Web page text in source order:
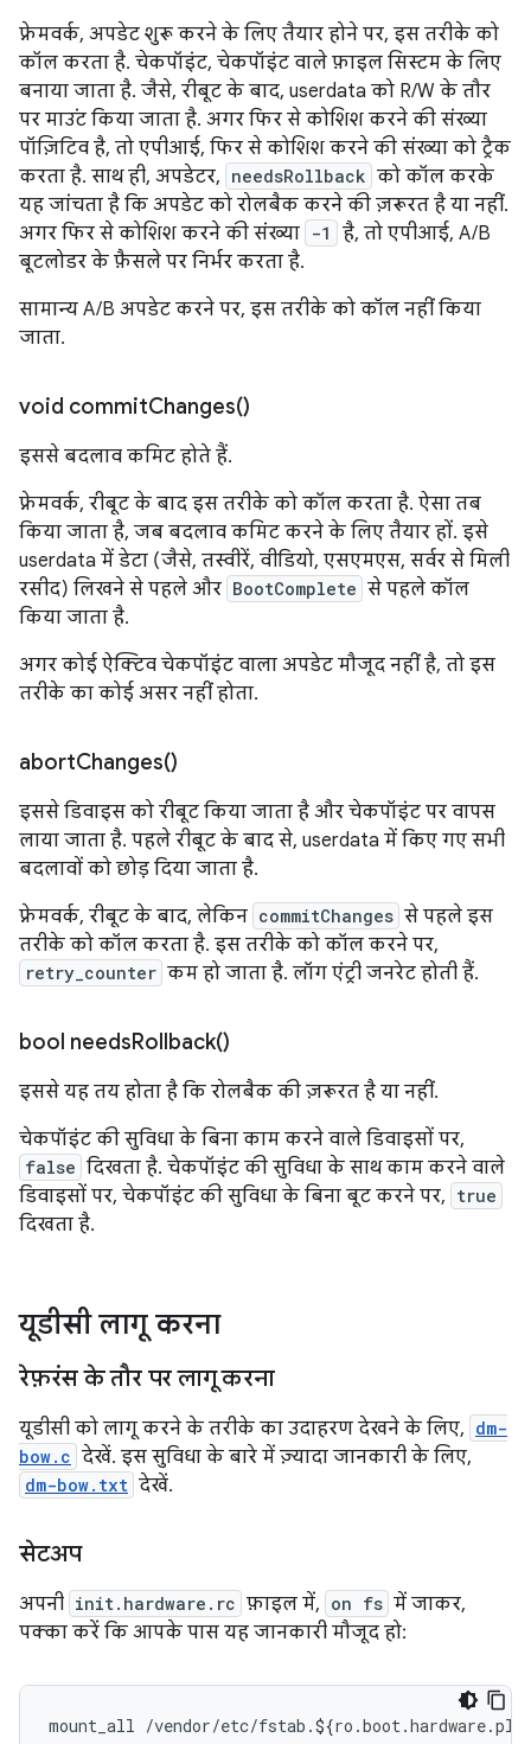
फ़्रेमवर्क, अपडेट शुरू करने के लिए तैयार होने पर, इस तरीके को
कॉल करता है. चेकपॉइंट, चेकपॉइंट वाले फ़ाइल सिस्टम के लिए
बनाया जाता है. जैसे, रीबूट के बाद, userdata को R/W के तौर
पर माउंट किया जाता है. अगर फिर से कोशिश करने की संख्या
पॉज़िटिव है, तो एपीआई, फिर से कोशिश करने की संख्या को ट्रैक
करता है. साथ ही, अपडेटर, needsRollback को कॉल करके
यह जांचता है कि अपडेट को रोलबैक करने की ज़रूरत है या नहीं.
अगर फिर से कोशिश करने की संख्या -1
है, तो एपीआई, A/B
बूटलोडर के फ़ैसले पर निर्भर करता है.
सामान्य A/B अपडेट करने पर, इस तरीके को कॉल नहीं किया
जाता.
void commitChanges()
इससे बदलाव कमिट होते हैं.
फ़्रेमवर्क, रीबूट के बाद इस तरीके को कॉल करता है. ऐसा तब
किया जाता है, जब बदलाव कमिट करने के लिए तैयार हों. इसे
userdata में डेटा (जैसे, तस्वीरें, वीडियो, एसएमएस, सर्वर से मिली
रसीद) लिखने से पहले और BootComplete से पहले कॉल
किया जाता है.
अगर कोई ऐक्टिव चेकपॉइंट वाला अपडेट मौजूद नहीं है, तो इस
तरीके का कोई असर नहीं होता.
abortChanges()
इससे डिवाइस को रीबूट किया जाता है और चेकपॉइंट पर वापस
लाया जाता है. पहले रीबूट के बाद से, userdata में किए गए सभी
बदलावों को छोड़ दिया जाता है.
फ़्रेमवर्क, रीबूट के बाद, लेकिन commitChanges से पहले इस
तरीके को कॉल करता है. इस तरीके को कॉल करने पर,
retry_counter कम हो जाता है. लॉग एंट्री जनरेट होती हैं.
bool needsRollback()
इससे यह तय होता है कि रोलबैक की ज़रूरत है या नहीं.
चेकपॉइंट की सुविधा के बिना काम करने वाले डिवाइसों पर,
false दिखता है. चेकपॉइंट की सुविधा के साथ काम करने वाले
डिवाइसों पर, चेकपॉइंट की सुविधा के बिना बूट करने पर, true
दिखता है.
यूडीसी लागू करना
रेफ़रंस के तौर पर लागू करना
यूडीसी को लागू करने के तरीके का उदाहरण देखने के लिए, dm-
bow.c देखें. इस सुविधा के बारे में ज़्यादा जानकारी के लिए,
dm-bow.txt देखें.
सेटअप
अपनी init.hardware.rc फ़ाइल में, on fs में जाकर,
पक्का करें कि आपके पास यह जानकारी मौजूद हो:
mount_all /vendor/etc/fstab.${ro .boot.hardware.